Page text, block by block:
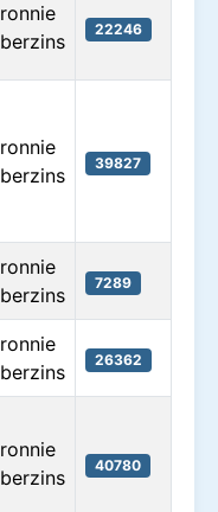
ronnie
berzins
22246
ronnie
berzins
39827
ronnie
berzins
7289
ronnie
berzins
26362
ronnie
berzins
40780